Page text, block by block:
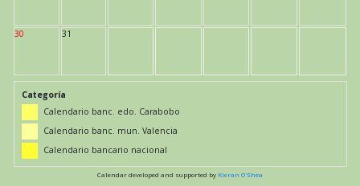
30 31
Categoría
Calendario banc. edo. Carabobo
Calendario banc. mun. Valencia
Calendario bancario nacional
Calendar developed and supported by Kieran O'Shea